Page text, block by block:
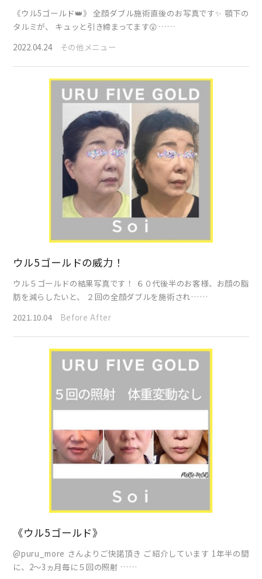
《ウル5ゴールド👑》 全顔ダブル施術直後のお写真です✨ 顎下の
タルミが、 キュッと引き締まってます😲……
2022.04.24
その他メニュー
ウル5ゴールドの威力！
ウル５ゴールドの結果写真です！ ６０代後半のお客様、お顔の脂
肪を減らしたいと、 ２回の全顔ダブルを施術され……
2021.10.04
Before After
《ウル5ゴールド》
@puru_more さんよりご快諾頂き ご紹介しています 1年半の間
に、2～3ヵ月毎に５回の照射 ……